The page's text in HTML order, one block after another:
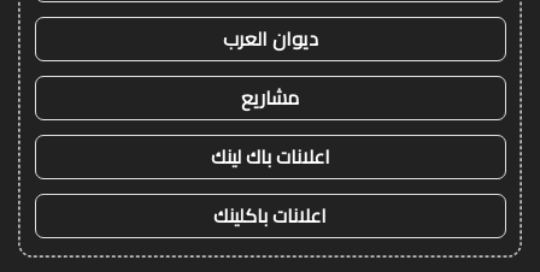
ديوان العرب
مشاريع
اعلانات باك لينك
اعلانات باكلينك